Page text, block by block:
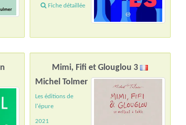
Fiche détaillée
Mimi, Fifi et Glouglou 3
Michel Tolmer
Les éditions de
l'épure
2021